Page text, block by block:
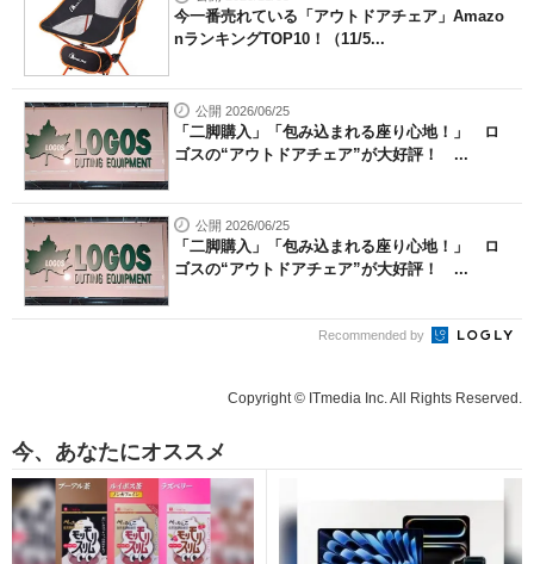
今一番売れている「アウトドアチェア」Amazo
nランキングTOP10！（11/5...
公開 2026/06/25
「二脚購入」「包み込まれる座り心地！」 ロ
ゴスの“アウトドアチェア”が大好評！ ...
公開 2026/06/25
「二脚購入」「包み込まれる座り心地！」 ロ
ゴスの“アウトドアチェア”が大好評！ ...
Recommended by
Copyright © ITmedia Inc. All Rights Reserved.
今、あなたにオススメ